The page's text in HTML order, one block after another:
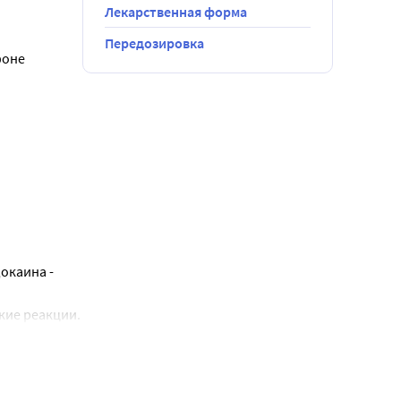
-
реакции.
Лекарственная форма
Передозировка